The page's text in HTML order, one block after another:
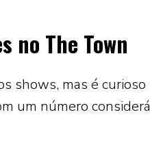
no The Town
shows, mas é curioso
um número